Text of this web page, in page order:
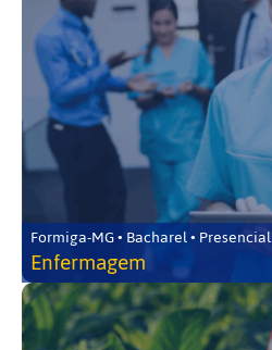
Formiga-MG • Bacharel • Presencial
Enfermagem